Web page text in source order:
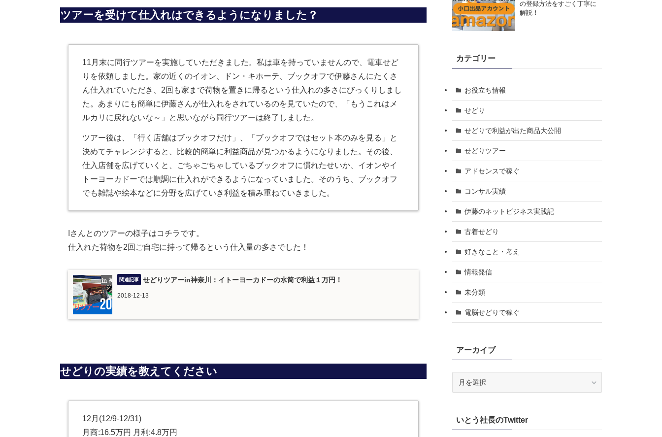
ツアーを受けて仕入れはできるようになりました？
11月末に同行ツアーを実施していただきました。私は車を持っていませんので、電車せど
りを依頼しました。家の近くのイオン、ドン・キホーテ、ブックオフで伊藤さんにたくさ
ん仕入れていただき、2回も家まで荷物を置きに帰るという仕入れの多さにびっくりしまし
た。あまりにも簡単に伊藤さんが仕入れをされているのを見ていたので、「もうこれはメ
ルカリに戻れないな～」と思いながら同行ツアーは終了しました。
ツアー後は、「行く店舗はブックオフだけ」、「ブックオフではセット本のみを見る」と
決めてチャレンジすると、比較的簡単に利益商品が見つかるようになりました。その後、
仕入店舗を広げていくと、ごちゃごちゃしているブックオフに慣れたせいか、イオンやイ
トーヨーカドーでは順調に仕入れができるようになっていました。そのうち、ブックオフ
でも雑誌や絵本などに分野を広げていき利益を積み重ねていきました。
Iさんとのツアーの様子はコチラです。
仕入れた荷物を2回ご自宅に持って帰るという仕入量の多さでした！
せどりツアーin神奈川：イトーヨーカドーの水筒で利益１万円！
2018-12-13
せどりの実績を教えてください
12月(12/9-12/31)
月商:16.5万円 月利:4.8万円
の登録方法をすごく丁寧に
解説！
カテゴリー
お役立ち情報
せどり
せどりで利益が出た商品大公開
せどりツアー
アドセンスで稼ぐ
コンサル実績
伊藤のネットビジネス実践記
古着せどり
好きなこと・考え
情報発信
未分類
電脳せどりで稼ぐ
アーカイブ
ブいとう社長のTwitter